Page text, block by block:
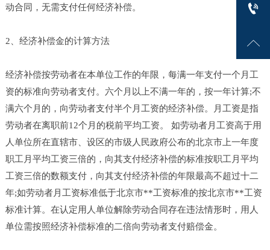
动合同，无需支付任何经济补偿。
2、经济补偿金的计算方法
经济补偿按劳动者在本单位工作的年限，每满一年支付一个月工
资的标准向劳动者支付。六个月以上不满一年的，按一年计算;不
满六个月的，向劳动者支付半个月工资的经济补偿。月工资是指
劳动者在离职前12个月的税前平均工资。 如劳动者月工资高于用
人单位所在直辖市、设区的市级人民政府公布的北京市上一年度
职工月平均工资三倍的，向其支付经济补偿的标准按职工月平均
工资三倍的数额支付，向其支付经济补偿的年限最高不超过十二
年;如劳动者月工资标准低于北京市**工资标准的按北京市**工资
标准计算。在认定用人单位解除劳动合同存在违法情形时，用人
单位需按照经济补偿标准的二倍向劳动者支付赔偿金。

